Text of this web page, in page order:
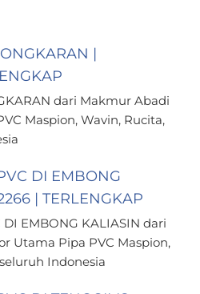
|
dari Makmur Abadi
Maspion, Wavin, Rucita,
DI EMBONG
| TERLENGKAP
DI EMBONG KALIASIN dari
Utama Pipa PVC Maspion,
Indonesia